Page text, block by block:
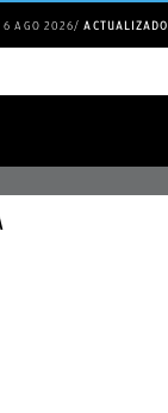
6 AGO 2026 ACTUALIZADO